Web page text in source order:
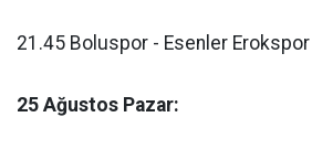
21.45 Boluspor - Esenler
25 Ağustos Pazar: